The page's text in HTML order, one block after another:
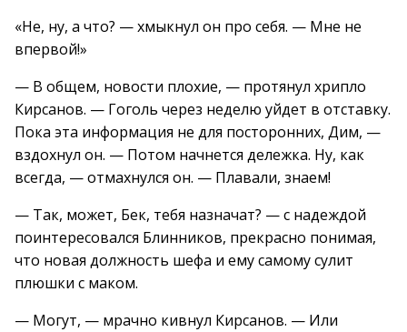
«Не, ну, а что? — хмыкнул он про себя. — Мне не
впервой!»
— В общем, новости плохие, — протянул хрипло
Кирсанов. — Гоголь через неделю уйдет в отставку.
Пока эта информация не для посторонних, Дим, —
вздохнул он. — Потом начнется дележка. Ну, как
всегда, — отмахнулся он. — Плавали, знаем!
— Так, может, Бек, тебя назначат? — с надеждой
поинтересовался Блинников, прекрасно понимая,
что новая должность шефа и ему самому сулит
плюшки с маком.
— Могут, — мрачно кивнул Кирсанов. — Или